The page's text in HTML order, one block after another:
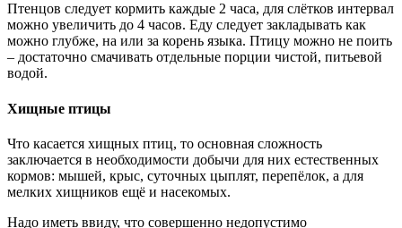
Птенцов следует кормить каждые 2 часа, для слётков интервал
можно увеличить до 4 часов. Еду следует закладывать как
можно глубже, на или за корень языка. Птицу можно не поить
– достаточно смачивать отдельные порции чистой, питьевой
водой.
Хищные птицы
Что касается хищных птиц, то основная сложность
заключается в необходимости добычи для них естественных
кормов: мышей, крыс, суточных цыплят, перепёлок, а для
мелких хищников ещё и насекомых.
Надо иметь ввиду, что совершенно недопустимо